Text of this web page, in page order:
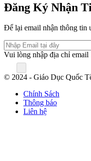
Đăng Ký Nhận
Để lại email nhận thông tin
Vui lòng nhập địa chỉ email
© 2024 - Giáo Dục Quốc
Chính Sách
Thông báo
Liên hệ